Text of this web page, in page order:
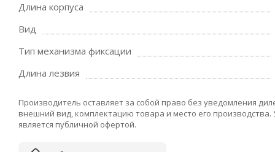
Длина корпуса
Вид
Тип механизма фиксации
Длина лезвия
Производитель оставляет за собой право без уведомления
внешний вид, комплектацию товара и место его
является публичной офертой.